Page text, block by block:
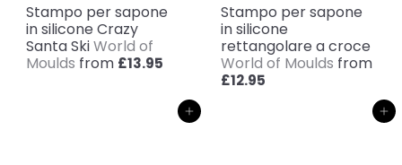
Stampo per sapone
in silicone Crazy
Santa SkiWorld of
Moulds from £13.95
Stampo per sapone
in silicone
rettangolare a croce
World of Moulds from
£12.95
Aggiungi al carrello Aggiungi al carrello